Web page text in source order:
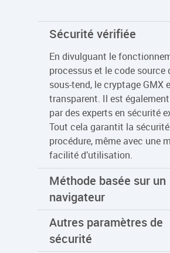
Sécurité vérifiée
En divulguant le
processus et le code source
sous-tend, le cryptage GMX
transparent. Il est
par des experts en sécurité
Tout cela garantit la
procédure, même avec une
facilité d’utilisation.
Méthode basée sur un
navigateur
Autres paramètres de
sécurité